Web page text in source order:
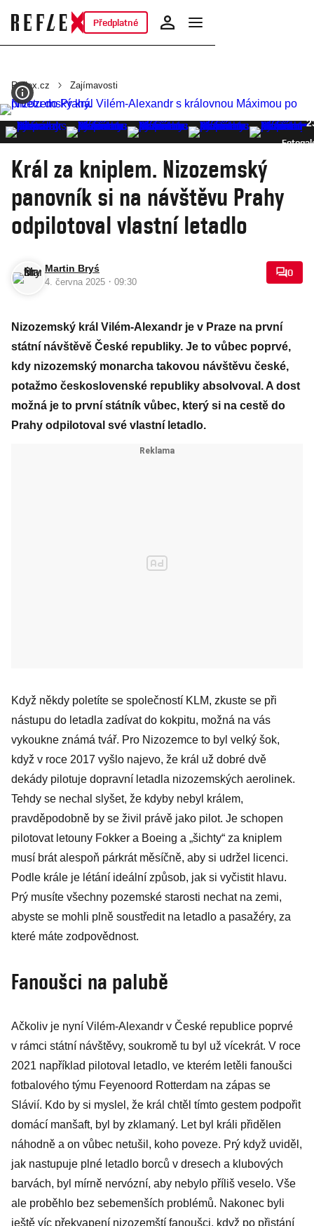
Předplatné
Reflex.cz Zajímavosti
Král za kniplem. Nizozemský
panovník si na návštěvu Prahy
odpilotoval vlastní letadlo
Martin Bryś
4. června 2025 · 09:30
0
Nizozemský král Vilém-Alexandr je v Praze na první
státní návštěvě České republiky. Je to vůbec poprvé,
kdy nizozemský monarcha takovou návštěvu české,
potažmo československé republiky absolvoval. A dost
možná je to první státník vůbec, který si na cestě do
Prahy odpilotoval své vlastní letadlo.
Když někdy poletíte se společností KLM, zkuste se při
nástupu do letadla zadívat do kokpitu, možná na vás
vykoukne známá tvář. Pro Nizozemce to byl velký šok,
když v roce 2017 vyšlo najevo, že král už dobré dvě
dekády pilotuje dopravní letadla nizozemských aerolinek.
Tehdy se nechal slyšet, že kdyby nebyl králem,
pravděpodobně by se živil právě jako pilot. Je schopen
pilotovat letouny Fokker a Boeing a „šichty“ za kniplem
musí brát alespoň párkrát měsíčně, aby si udržel licenci.
Podle krále je létání ideální způsob, jak si vyčistit hlavu.
Prý musíte všechny pozemské starosti nechat na zemi,
abyste se mohli plně soustředit na letadlo a pasažéry, za
které máte zodpovědnost.
Fanoušci na palubě
Ačkoliv je nyní Vilém-Alexandr v České republice poprvé
v rámci státní návštěvy, soukromě tu byl už vícekrát. V roce
2021 například pilotoval letadlo, ve kterém letěli fanoušci
fotbalového týmu Feyenoord Rotterdam na zápas se
Slávií. Kdo by si myslel, že král chtěl tímto gestem podpořit
domácí manšaft, byl by zklamaný. Let byl králi přidělen
náhodně a on vůbec netušil, koho poveze. Prý když uviděl,
jak nastupuje plné letadlo borců v dresech a klubových
barvách, byl mírně nervózní, aby nebylo příliš veselo. Vše
ale proběhlo bez sebemenších problémů. Nakonec byli
ještě víc překvapení nizozemští fanoušci, když po přistání